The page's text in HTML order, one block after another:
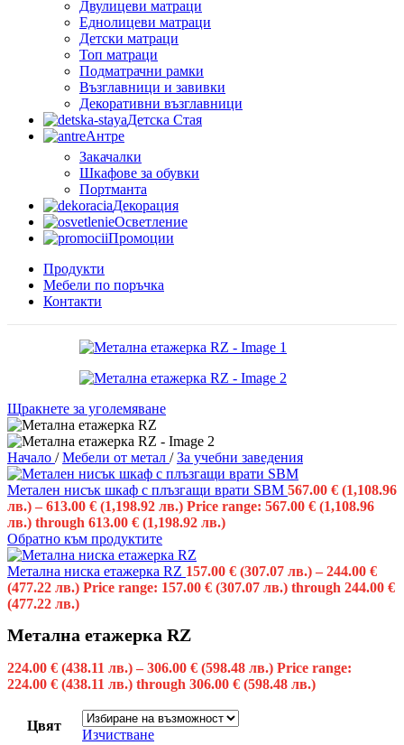
Двулицеви матраци
Еднолицеви матраци
Детски матраци
Топ матраци
Подматрачни рамки
Възглавници и завивки
Декоративни възглавници
Детска Стая
Антре
Закачалки
Шкафове за обувки
Портманта
Декорация
Осветление
Промоции
Продукти
Мебели по поръчка
Контакти
Щракнете за уголемяване
Начало / Мебели от метал / За учебни заведения
Метален нисък шкаф с плъзгащи врати SBM 567.00 € (1,108.96
лв.) – 613.00 € (1,198.92 лв.) Price range: 567.00 € (1,108.96
лв.) through 613.00 € (1,198.92 лв.)
Обратно към продуктите
Метална ниска етажерка RZ 157.00 € (307.07 лв.) – 244.00 €
(477.22 лв.) Price range: 157.00 € (307.07 лв.) through 244.00 €
(477.22 лв.)
Метална етажерка RZ
224.00 € (438.11 лв.) – 306.00 € (598.48 лв.) Price range:
224.00 € (438.11 лв.) through 306.00 € (598.48 лв.)
Цвят
Изчистване